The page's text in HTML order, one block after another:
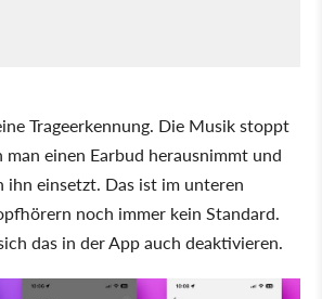
Trageerkennung. Die Musik stoppt
einen Earbud herausnimmt und
ihn einsetzt. Das ist im unteren
noch immer kein Standard.
das in der App auch deaktivieren.